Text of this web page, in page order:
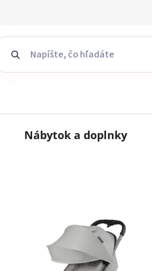
Nábytok a doplnky